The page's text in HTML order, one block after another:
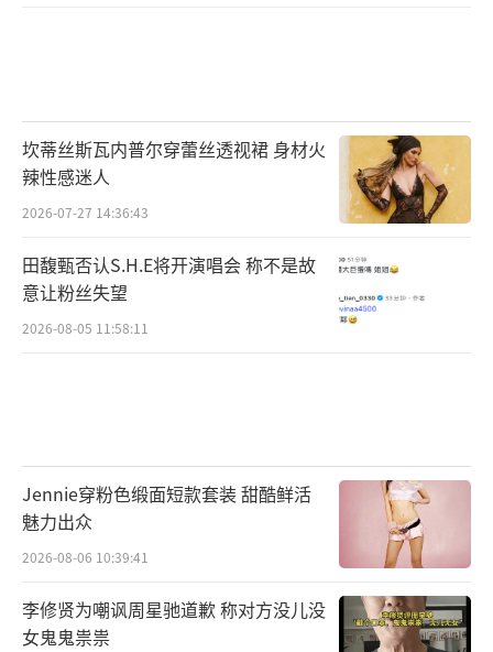
坎蒂丝斯瓦内普尔穿蕾丝透视裙 身材火
辣性感迷人
2026-07-27 14:36:43
田馥甄否认S.H.E将开演唱会 称不是故
意让粉丝失望
2026-08-05 11:58:11
Jennie穿粉色缎面短款套装 甜酷鲜活
魅力出众
2026-08-06 10:39:41
李修贤为嘲讽周星驰道歉 称对方没儿没
女鬼鬼祟祟